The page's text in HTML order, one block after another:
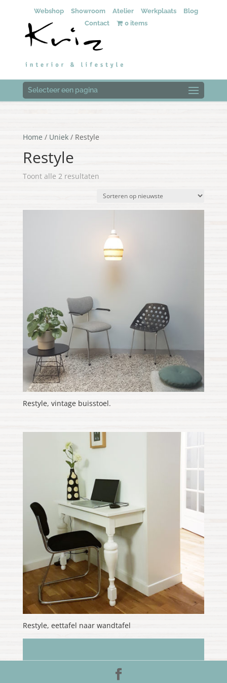
Webshop Showroom Atelier Werkplaats
Blog
Contact
0 items
Selecteer een pagina
Home / Uniek/ Restyle
Restyle
Toont alle 2 resultatenGesorteerd
nieuwste
Restyle, vintage buisstoel.
Restyle, eettafel naar wandtafel